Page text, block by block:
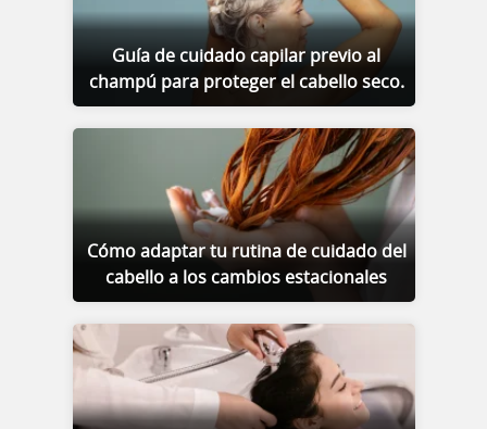
Guía de cuidado capilar previo al
champú para proteger el cabello seco.
Cómo adaptar tu rutina de cuidado del
cabello a los cambios estacionales